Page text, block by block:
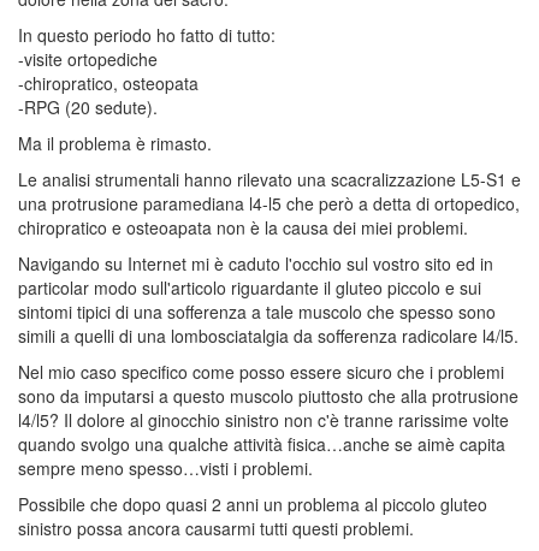
In questo periodo ho fatto di tutto:
-visite ortopediche
-chiropratico, osteopata
-RPG (20 sedute).
Ma il problema è rimasto.
Le analisi strumentali hanno rilevato una scacralizzazione L5-S1 e
una protrusione paramediana l4-l5 che però a detta di ortopedico,
chiropratico e osteoapata non è la causa dei miei problemi.
Navigando su Internet mi è caduto l'occhio sul vostro sito ed in
particolar modo sull'articolo riguardante il gluteo piccolo e sui
sintomi tipici di una sofferenza a tale muscolo che spesso sono
simili a quelli di una lombosciatalgia da sofferenza radicolare l4/l5.
Nel mio caso specifico come posso essere sicuro che i problemi
sono da imputarsi a questo muscolo piuttosto che alla protrusione
l4/l5? Il dolore al ginocchio sinistro non c'è tranne rarissime volte
quando svolgo una qualche attività fisica…anche se aimè capita
sempre meno spesso…visti i problemi.
Possibile che dopo quasi 2 anni un problema al piccolo gluteo
sinistro possa ancora causarmi tutti questi problemi.